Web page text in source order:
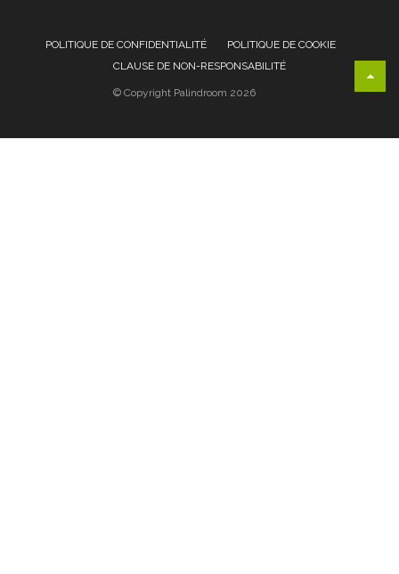
POLITIQUE DE CONFIDENTIALITÉ
POLITIQUE DE COOKIE
CLAUSE DE NON-RESPONSABILITÉ
© Copyright Palindroom 2026